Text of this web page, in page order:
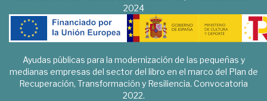
2024
Ayudas públicas para la modernización de las pequeñas y
medianas empresas del sector del libro en el marco del Plan de
Recuperación, Transformación y Resiliencia. Convocatoria
2022.